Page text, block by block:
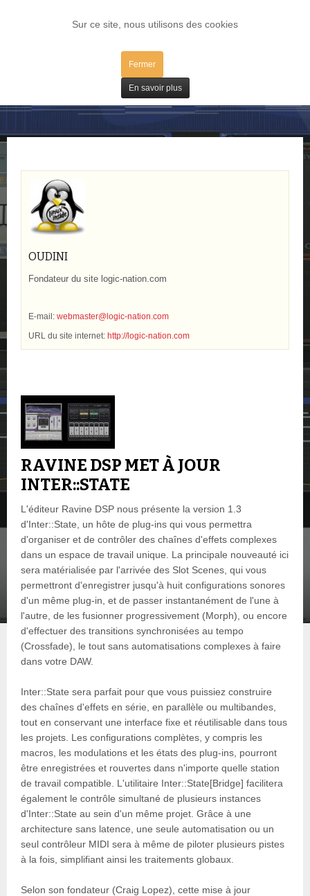
Sur ce site, nous utilisons des cookies
Fermer
En savoir plus
LOG IN
Bons Plans
OUDINI
Fondateur du site logic-nation.com
E-mail: webmaster@logic-nation.com
URL du site internet: http://logic-nation.com
RAVINE DSP MET À JOUR
INTER::STATE
L'éditeur Ravine DSP nous présente la version 1.3
d'Inter::State, un hôte de plug-ins qui vous permettra
d'organiser et de contrôler des chaînes d'effets complexes
dans un espace de travail unique. La principale nouveauté ici
sera matérialisée par l'arrivée des Slot Scenes, qui vous
permettront d'enregistrer jusqu'à huit configurations sonores
d'un même plug-in, et de passer instantanément de l'une à
l'autre, de les fusionner progressivement (Morph), ou encore
d'effectuer des transitions synchronisées au tempo
(Crossfade), le tout sans automatisations complexes à faire
dans votre DAW.
Inter::State sera parfait pour que vous puissiez construire
des chaînes d'effets en série, en parallèle ou multibandes,
tout en conservant une interface fixe et réutilisable dans tous
les projets. Les configurations complètes, y compris les
macros, les modulations et les états des plug-ins, pourront
être enregistrées et rouvertes dans n'importe quelle station
de travail compatible. L'utilitaire Inter::State[Bridge] facilitera
également le contrôle simultané de plusieurs instances
d'Inter::State au sein d'un même projet. Grâce à une
architecture sans latence, une seule automatisation ou un
seul contrôleur MIDI sera à même de piloter plusieurs pistes
à la fois, simplifiant ainsi les traitements globaux.
Selon son fondateur (Craig Lopez), cette mise à jour